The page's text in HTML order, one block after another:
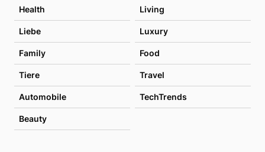
Health Living
Liebe Luxury
Family Food
Tiere Travel
Automobile TechTrends
Beauty